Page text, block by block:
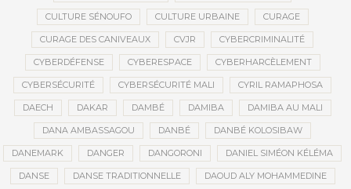
CULTURE SÉNOUFO CULTURE URBAINE CURAGE
CURAGE DES CANIVEAUX CVJR CYBERCRIMINALITÉ
CYBERDÉFENSE CYBERESPACE CYBERHARCÈLEMENT
CYBERSÉCURITÉ CYBERSÉCURITÉ MALI CYRIL RAMAPHOSA
DAECH DAKAR DAMBÉ DAMIBA DAMIBA AU MALI
DANA AMBASSAGOU DANBÉ DANBÉ KOLOSIBAW
DANEMARK DANGER DANGORONI DANIEL SIMÉON KÉLÉMA
DANSE DANSE TRADITIONNELLE DAOUD ALY MOHAMMEDINE